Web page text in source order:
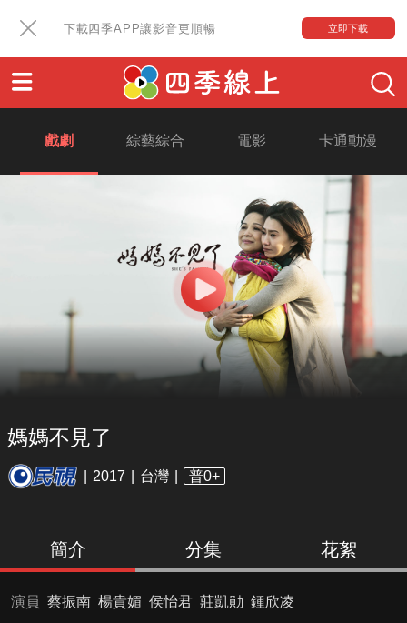
下載四季APP讓影音更順暢 立即下載
戲劇 綜藝綜合 電影 卡通動漫
媽媽不見了
2017 台灣 普0+
簡介 分集 花絮
演員 蔡振南 楊貴媚 侯怡君 莊凱勛 鍾欣凌